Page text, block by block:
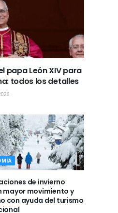
papa León XIV para
todos los detalles
de invierno
mayor movimiento y
con ayuda del turismo